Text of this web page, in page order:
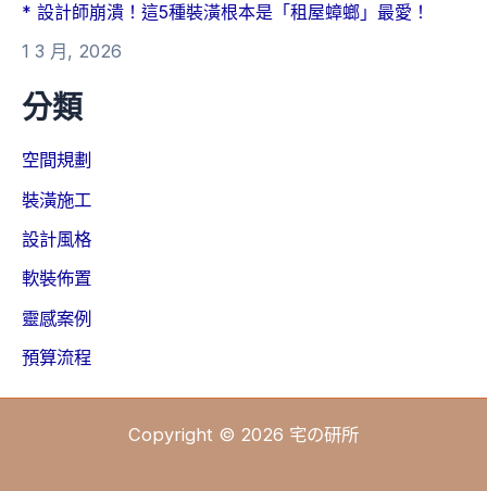
* 設計師崩潰！這5種裝潢根本是「租屋蟑螂」最愛！
1 3 月, 2026
分類
空間規劃
裝潢施工
設計風格
軟裝佈置
靈感案例
預算流程
Copyright © 2026 宅の研所